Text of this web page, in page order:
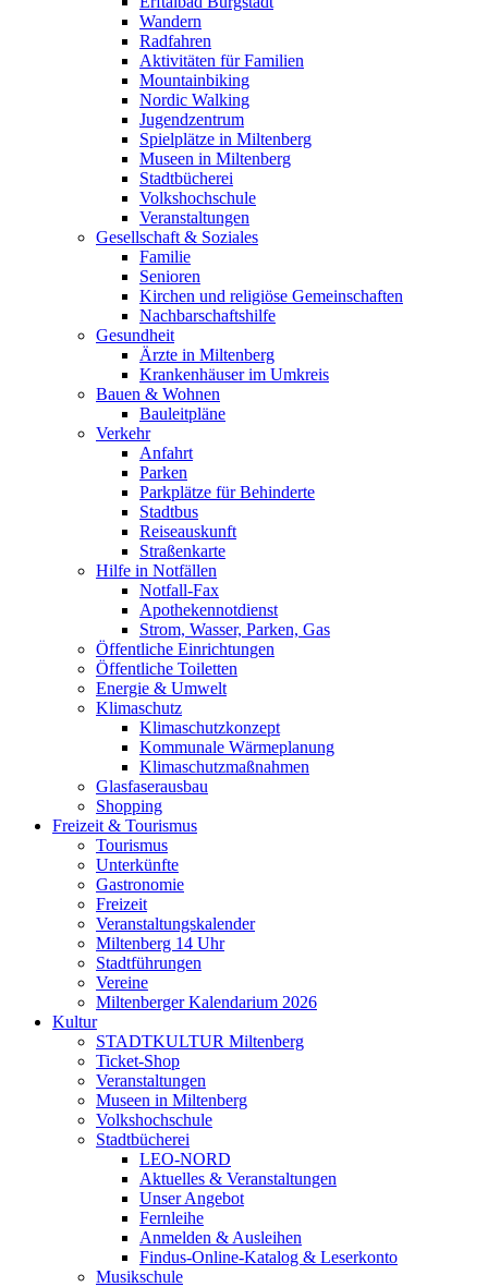
Wandern
Radfahren
Aktivitäten für Familien
Mountainbiking
Nordic Walking
Jugendzentrum
Spielplätze in Miltenberg
Museen in Miltenberg
Stadtbücherei
Volkshochschule
Veranstaltungen
Gesellschaft & Soziales
Familie
Senioren
Kirchen und religiöse Gemeinschaften
Nachbarschaftshilfe
Gesundheit
Ärzte in Miltenberg
Krankenhäuser im Umkreis
Bauen & Wohnen
Bauleitpläne
Verkehr
Anfahrt
Parken
Parkplätze für Behinderte
Stadtbus
Reiseauskunft
Straßenkarte
Hilfe in Notfällen
Notfall-Fax
Apothekennotdienst
Strom, Wasser, Parken, Gas
Öffentliche Einrichtungen
Öffentliche Toiletten
Energie & Umwelt
Klimaschutz
Klimaschutzkonzept
Kommunale Wärmeplanung
Klimaschutzmaßnahmen
Glasfaserausbau
Shopping
Freizeit & Tourismus
Tourismus
Unterkünfte
Gastronomie
Freizeit
Veranstaltungskalender
Miltenberg 14 Uhr
Stadtführungen
Vereine
Miltenberger Kalendarium 2026
Kultur
STADTKULTUR Miltenberg
Ticket-Shop
Veranstaltungen
Museen in Miltenberg
Volkshochschule
Stadtbücherei
LEO-NORD
Aktuelles & Veranstaltungen
Unser Angebot
Fernleihe
Anmelden & Ausleihen
Findus-Online-Katalog & Leserkonto
Musikschule